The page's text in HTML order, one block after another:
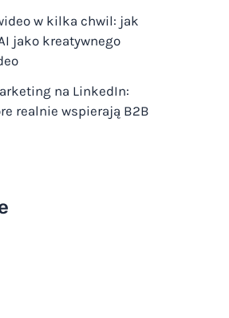
w kilka chwil: jak
jako kreatywnego
na LinkedIn:
realnie wspierają B2B